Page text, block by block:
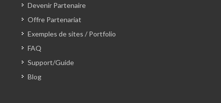
Devenir Partenaire
Offre Partenariat
Exemples de sites / Portfolio
FAQ
Support/Guide
Blog